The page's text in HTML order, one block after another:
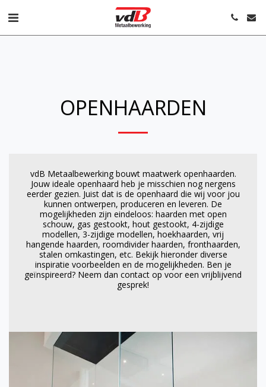
OPENHAARDEN
vdB Metaalbewerking bouwt maatwerk openhaarden.
Jouw ideale openhaard heb je misschien nog nergens
eerder gezien. Juist dat is de openhaard die wij voor jou
kunnen ontwerpen, produceren en leveren. De
mogelijkheden zijn eindeloos: haarden met open
schouw, gas gestookt, hout gestookt, 4-zijdige
modellen, 3-zijdige modellen, hoekhaarden, vrij
hangende haarden, roomdivider haarden, fronthaarden,
stalen omkastingen, etc. Bekijk hieronder diverse
inspiratie voorbeelden en de mogelijkheden. Ben je
geïnspireerd? Neem dan contact op voor een vrijblijvend
gesprek!